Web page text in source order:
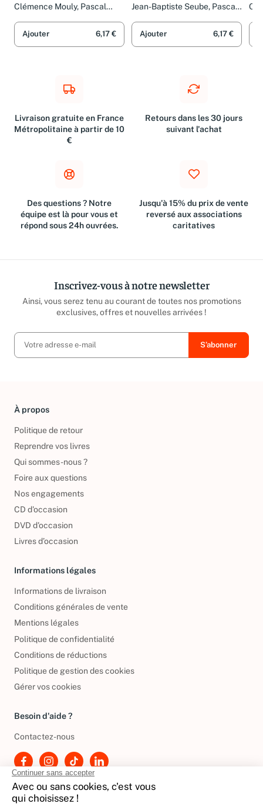
Clémence Mouly, Pascal
Ajouter 6,17 €
Jean-Baptiste Seube, Pascal
Ajouter 6,17 €
Livraison gratuite en France
Métropolitaine à partir de 10
€
Retours dans les 30 jours
suivant l'achat
Des questions ? Notre
équipe est là pour vous et
répond sous 24h ouvrées.
Jusqu'à 15% du prix de vente
reversé aux associations
caritatives
Inscrivez-vous à notre newsletter
Ainsi, vous serez tenu au courant de toutes nos promotions
exclusives, offres et nouvelles arrivées !
À propos
Politique de retour
Reprendre vos livres
Qui sommes-nous ?
Foire aux questions
Nos engagements
CD d'occasion
DVD d'occasion
Livres d’occasion
Informations légales
Informations de livraison
Conditions générales de vente
Mentions légales
Politique de confidentialité
Conditions de réductions
Politique de gestion des cookies
Gérer vos cookies
Besoin d'aide ?
Contactez-nous
International